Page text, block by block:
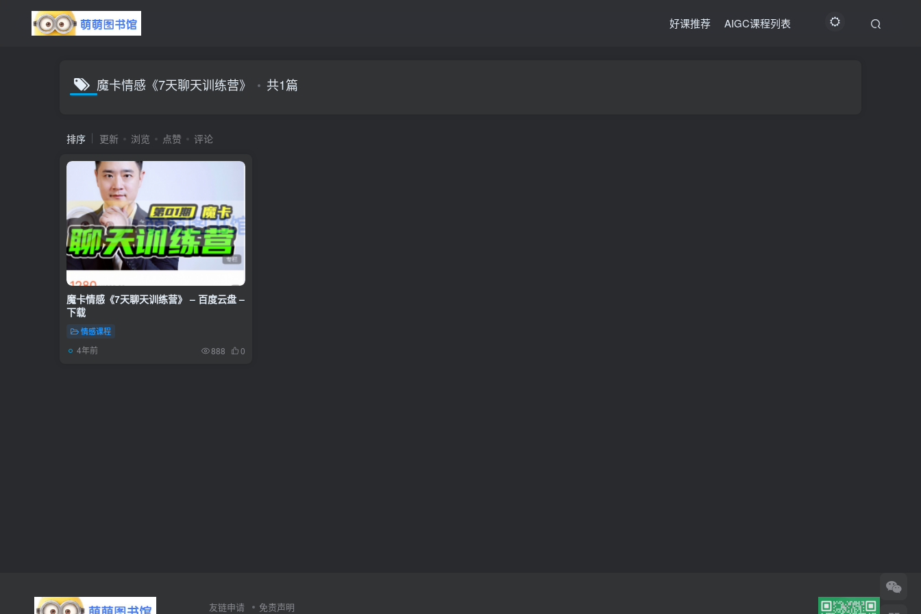
好课推荐 AIGC课程列表
魔卡情感《7天聊天训练营》 共1篇
排序 更新 浏览 点赞 评论
魔卡情感《7天聊天训练营》 – 百度云盘 –
下载
情感课程
4年前 888 0
友链申请 免责声明